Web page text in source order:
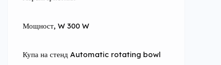
Мощност, W 300 W
Купа на стенд Automatic rotating bowl